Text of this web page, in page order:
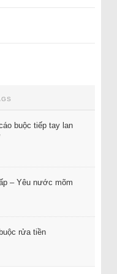
buộc tiếp tay lan
– Yêu nước mõm
rửa tiền